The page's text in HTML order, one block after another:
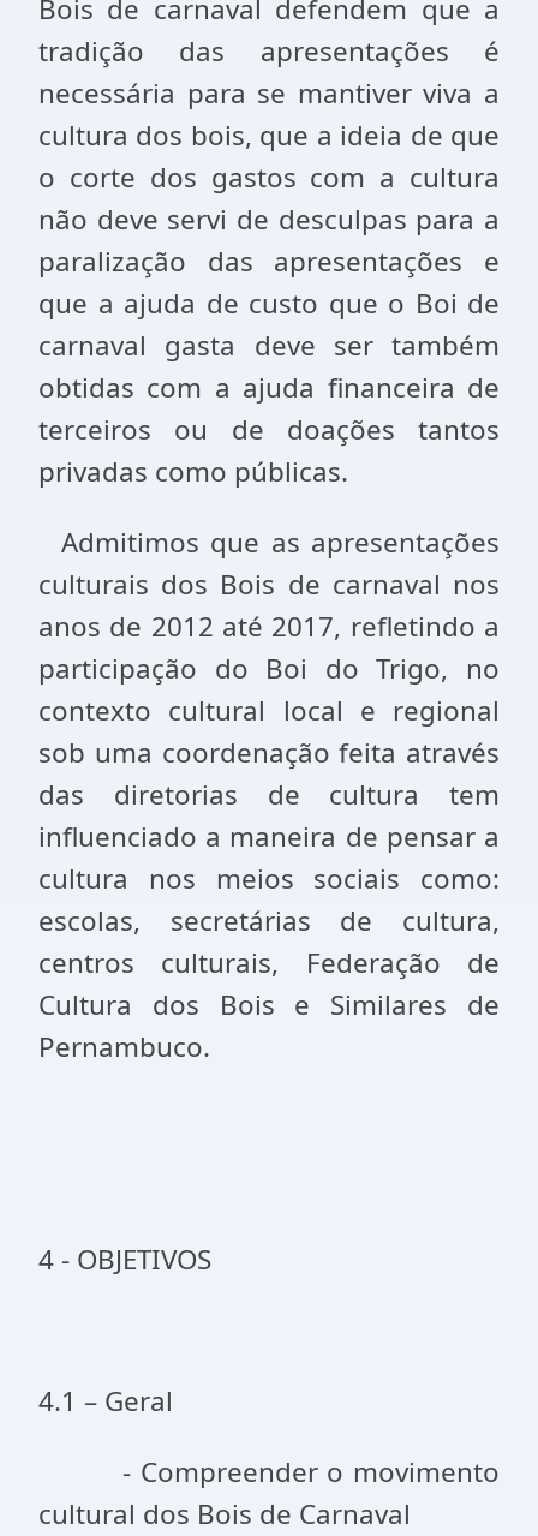
Bois de carnaval defendem que a
tradição das apresentações é
necessária para se mantiver viva a
cultura dos bois, que a ideia de que
o corte dos gastos com a cultura
não deve servi de desculpas para a
paralização das apresentações e
que a ajuda de custo que o Boi de
carnaval gasta deve ser também
obtidas com a ajuda financeira de
terceiros ou de doações tantos
privadas como públicas.
Admitimos que as apresentações
culturais dos Bois de carnaval nos
anos de 2012 até 2017, refletindo a
participação do Boi do Trigo, no
contexto cultural local e regional
sob uma coordenação feita através
das diretorias de cultura tem
influenciado a maneira de pensar a
cultura nos meios sociais como:
escolas, secretárias de cultura,
centros culturais, Federação de
Cultura dos Bois e Similares de
Pernambuco.
4 - OBJETIVOS
4.1 – Geral
- Compreender o movimento
cultural dos Bois de Carnaval